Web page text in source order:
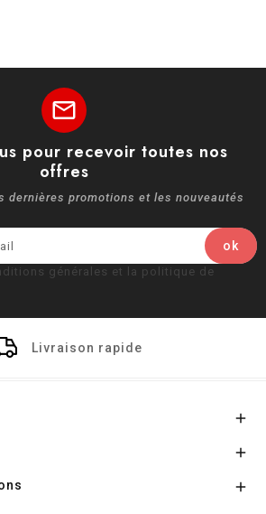
mail
pour recevoir toutes nos
offres
dernières promotions et les nouveautés
générales et la politique de
Livraison rapide


